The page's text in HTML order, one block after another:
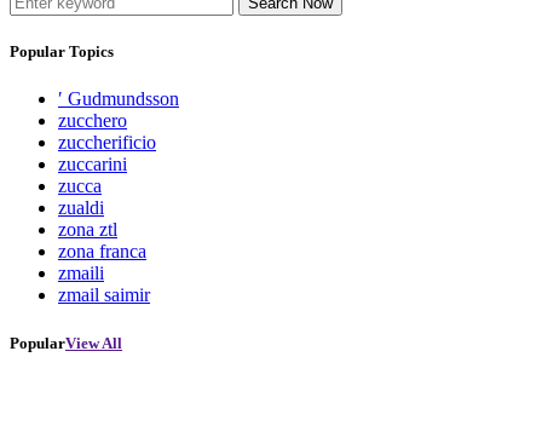
Popular Topics
′ Gudmundsson
zucchero
zuccherificio
zuccarini
zucca
zualdi
zona ztl
zona franca
zmaili
zmail saimir
PopularView All